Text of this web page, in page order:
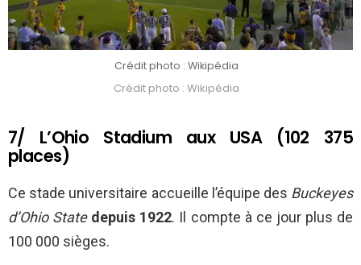
Crédit photo : Wikipédia
Crédit photo : Wikipédia
7/ L’Ohio Stadium aux USA (102 375
places)
Ce stade universitaire accueille l’équipe des Buckeyes
d’Ohio State depuis 1922. Il compte à ce jour plus de
100 000 sièges.